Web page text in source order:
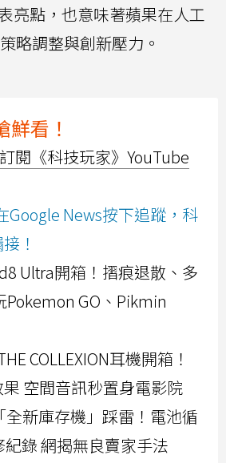
亮點，也意味著蘋果在人工
略調整與創新壓力。
鮮看！
訂閱《科技玩家》YouTube
Google News按下追蹤，科
！
Ultra開箱！摺痕退散、多
Pokemon GO、Pikmin
COLLEXION耳機開箱！
空間音訊秒置身電影院
新庫存機」踩雷！電池循
錄 網揭無良賣家手法